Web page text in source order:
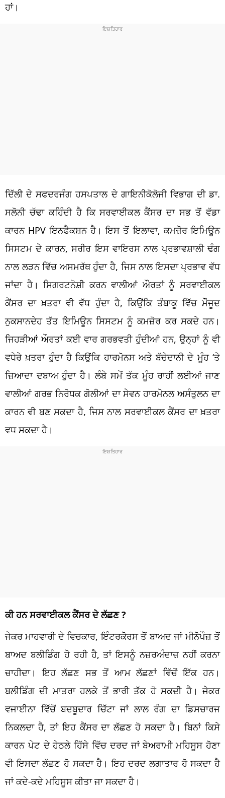
ਹਾਂ।
ਦਿੱਲੀ ਦੇ ਸਫਦਰਜੰਗ ਹਸਪਤਾਲ ਦੇ ਗਾਇਨੀਕੋਲੋਜੀ ਵਿਭਾਗ ਦੀ ਡਾ.
ਸਲੋਨੀ ਚੱਢਾ ਕਹਿੰਦੀ ਹੈ ਕਿ ਸਰਵਾਈਕਲ ਕੈਂਸਰ ਦਾ ਸਭ ਤੋਂ ਵੱਡਾ
ਕਾਰਨ HPV ਇਨਫੈਕਸ਼ਨ ਹੈ। ਇਸ ਤੋਂ ਇਲਾਵਾ, ਕਮਜ਼ੋਰ ਇਮਿਊਨ
ਸਿਸਟਮ ਦੇ ਕਾਰਨ, ਸਰੀਰ ਇਸ ਵਾਇਰਸ ਨਾਲ ਪ੍ਰਭਾਵਸ਼ਾਲੀ ਢੰਗ
ਨਾਲ ਲੜਨ ਵਿੱਚ ਅਸਮਰੱਥ ਹੁੰਦਾ ਹੈ, ਜਿਸ ਨਾਲ ਇਸਦਾ ਪ੍ਰਭਾਵ ਵੱਧ
ਜਾਂਦਾ ਹੈ। ਸਿਗਰਟਨੋਸ਼ੀ ਕਰਨ ਵਾਲੀਆਂ ਔਰਤਾਂ ਨੂੰ ਸਰਵਾਈਕਲ
ਕੈਂਸਰ ਦਾ ਖ਼ਤਰਾ ਵੀ ਵੱਧ ਹੁੰਦਾ ਹੈ, ਕਿਉਂਕਿ ਤੰਬਾਕੂ ਵਿੱਚ ਮੌਜੂਦ
ਨੁਕਸਾਨਦੇਹ ਤੱਤ ਇਮਿਊਨ ਸਿਸਟਮ ਨੂੰ ਕਮਜ਼ੋਰ ਕਰ ਸਕਦੇ ਹਨ।
ਜਿਹੜੀਆਂ ਔਰਤਾਂ ਕਈ ਵਾਰ ਗਰਭਵਤੀ ਹੁੰਦੀਆਂ ਹਨ, ਉਨ੍ਹਾਂ ਨੂੰ ਵੀ
ਵਧੇਰੇ ਖ਼ਤਰਾ ਹੁੰਦਾ ਹੈ ਕਿਉਂਕਿ ਹਾਰਮੋਨਸ ਅਤੇ ਬੱਚੇਦਾਨੀ ਦੇ ਮੂੰਹ ‘ਤੇ
ਜ਼ਿਆਦਾ ਦਬਾਅ ਹੁੰਦਾ ਹੈ। ਲੰਬੇ ਸਮੇਂ ਤੱਕ ਮੂੰਹ ਰਾਹੀਂ ਲਈਆਂ ਜਾਣ
ਵਾਲੀਆਂ ਗਰਭ ਨਿਰੋਧਕ ਗੋਲੀਆਂ ਦਾ ਸੇਵਨ ਹਾਰਮੋਨਲ ਅਸੰਤੁਲਨ ਦਾ
ਕਾਰਨ ਵੀ ਬਣ ਸਕਦਾ ਹੈ, ਜਿਸ ਨਾਲ ਸਰਵਾਈਕਲ ਕੈਂਸਰ ਦਾ ਖ਼ਤਰਾ
ਵਧ ਸਕਦਾ ਹੈ।
ਕੀ ਹਨ ਸਰਵਾਈਕਲ ਕੈਂਸਰ ਦੇ ਲੱਛਣ ?
ਜੇਕਰ ਮਾਹਵਾਰੀ ਦੇ ਵਿਚਕਾਰ, ਇੰਟਰਕੋਰਸ ਤੋਂ ਬਾਅਦ ਜਾਂ ਮੀਨੋਪੌਜ਼ ਤੋਂ
ਬਾਅਦ ਬਲੀਡਿੰਗ ਹੋ ਰਹੀ ਹੈ, ਤਾਂ ਇਸਨੂੰ ਨਜ਼ਰਅੰਦਾਜ਼ ਨਹੀਂ ਕਰਨਾ
ਚਾਹੀਦਾ। ਇਹ ਲੱਛਣ ਸਭ ਤੋਂ ਆਮ ਲੱਛਣਾਂ ਵਿੱਚੋਂ ਇੱਕ ਹਨ।
ਬਲੀਡਿੰਗ ਦੀ ਮਾਤਰਾ ਹਲਕੇ ਤੋਂ ਭਾਰੀ ਤੱਕ ਹੋ ਸਕਦੀ ਹੈ। ਜੇਕਰ
ਵਜਾਈਨਾ ਵਿੱਚੋਂ ਬਦਬੂਦਾਰ ਚਿੱਟਾ ਜਾਂ ਲਾਲ ਰੰਗ ਦਾ ਡਿਸਚਾਰਜ
ਨਿਕਲਦਾ ਹੈ, ਤਾਂ ਇਹ ਕੈਂਸਰ ਦਾ ਲੱਛਣ ਹੋ ਸਕਦਾ ਹੈ। ਬਿਨਾਂ ਕਿਸੇ
ਕਾਰਨ ਪੇਟ ਦੇ ਹੇਠਲੇ ਹਿੱਸੇ ਵਿੱਚ ਦਰਦ ਜਾਂ ਬੇਅਰਾਮੀ ਮਹਿਸੂਸ ਹੋਣਾ
ਵੀ ਇਸਦਾ ਲੱਛਣ ਹੋ ਸਕਦਾ ਹੈ। ਇਹ ਦਰਦ ਲਗਾਤਾਰ ਹੋ ਸਕਦਾ ਹੈ
ਜਾਂ ਕਦੇ-ਕਦੇ ਮਹਿਸੂਸ ਕੀਤਾ ਜਾ ਸਕਦਾ ਹੈ।